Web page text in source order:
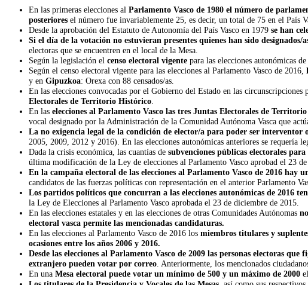
En las primeras elecciones al Parlamento Vasco de 1980 el número de
posteriores el número fue invariablemente 25, es decir, un total de 75 en el País
Desde la aprobación del Estatuto de Autonomía del País Vasco en 1979 se han
Si el día de la votación no estuvieran presentes quienes han sido
electoras que se encuentren en el local de la Mesa.
Según la legislación el censo electoral vigente para las elecciones autonómicas
Según el censo electoral vigente para las elecciones al Parlamento Vasco de 2016,
y en Gipuzkoa: Orexa con 88 censados/as.
En las elecciones convocadas por el Gobierno del Estado en las
Electorales de Territorio Histórico
En las elecciones al Parlamento Vasco las tres Juntas Electorales de
vocal designado por la Administración de la Comunidad Autónoma Vasca que
La no exigencia legal de la condición de elector/a para poder ser interventor
2005, 2009, 2012 y 2016). En las elecciones autonómicas anteriores se requería
Dada la crisis económica, las cuantías de subvenciones públicas electorales
última modificación de la Ley de elecciones al Parlamento Vasco aprobad el 23
En la campaña electoral de las elecciones al Parlamento Vasco de 2016 hay
candidatos de las fuerzas políticas con representación en el anterior Parlamento
Los partidos políticos que concurran a las elecciones autonómicas de 2016
la Ley de Elecciones al Parlamento Vasco aprobada el 23 de diciembre de 2015.
En las elecciones estatales y en las elecciones de otras Comunidades Autónomas
electoral vasca permite las mencionadas candidaturas.
En las elecciones al Parlamento Vasco de 2016 los miembros titulares y
ocasiones entre los años 2006 y 2016.
Desde las elecciones al Parlamento Vasco de 2009 las personas electoras
extranjero pueden votar por correo . Anteriormente, los mencionados
En una Mesa electoral puede votar un mínimo de 500 y un máximo de 2000